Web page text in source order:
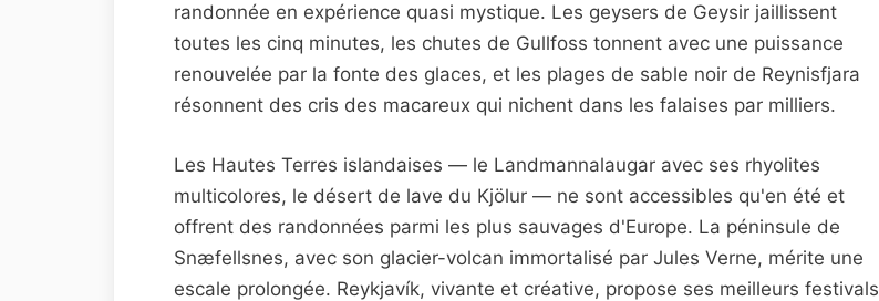
randonnée en expérience quasi mystique. Les geysers de Geysir jaillissent
toutes les cinq minutes, les chutes de Gullfoss tonnent avec une puissance
renouvelée par la fonte des glaces, et les plages de sable noir de Reynisfjara
résonnent des cris des macareux qui nichent dans les falaises par milliers.
Les Hautes Terres islandaises — le Landmannalaugar avec ses rhyolites
multicolores, le désert de lave du Kjölur — ne sont accessibles qu'en été et
offrent des randonnées parmi les plus sauvages d'Europe. La péninsule de
Snæfellsnes, avec son glacier-volcan immortalisé par Jules Verne, mérite une
escale prolongée. Reykjavík, vivante et créative, propose ses meilleurs festivals